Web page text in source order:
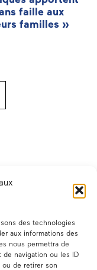
des technologies
aux informations des
nous permettra de
navigation ou les ID
de retirer son
faille aux
familles »